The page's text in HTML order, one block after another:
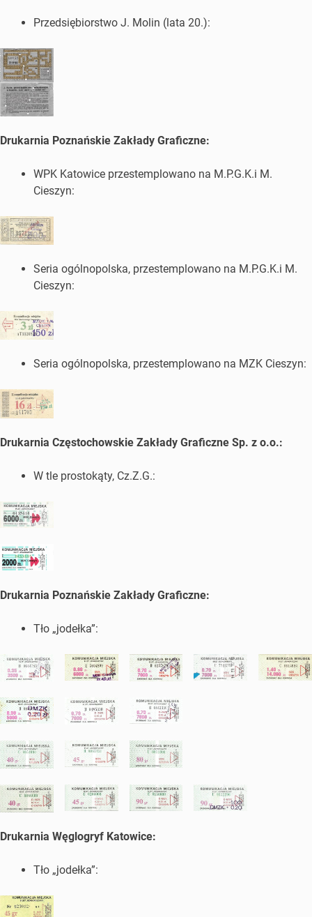
Przedsiębiorstwo J. Molin (lata 20.):
Drukarnia Poznańskie Zakłady Graficzne:
WPK Katowice przestemplowano na M.P.G.K.i M.
Cieszyn:
Seria ogólnopolska, przestemplowano na M.P.G.K.i M.
Cieszyn:
Seria ogólnopolska, przestemplowano na MZK Cieszyn:
Drukarnia Częstochowskie Zakłady Graficzne Sp. z o.o.:
W tle prostokąty, Cz.Z.G.:
Drukarnia Poznańskie Zakłady Graficzne:
Tło „jodełka”:
Drukarnia Węglogryf Katowice:
Tło „jodełka”: